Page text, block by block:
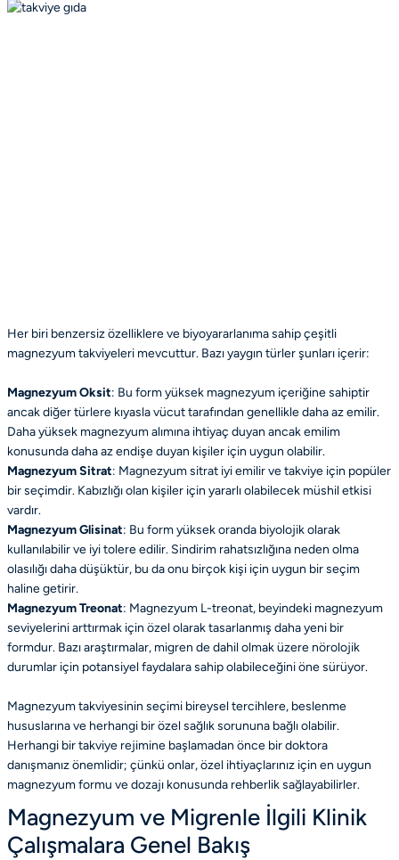
Her biri benzersiz özelliklere ve biyoyararlanıma sahip çeşitli
magnezyum takviyeleri mevcuttur. Bazı yaygın türler şunları içerir:
Magnezyum Oksit: Bu form yüksek magnezyum içeriğine sahiptir
ancak diğer türlere kıyasla vücut tarafından genellikle daha az emilir.
Daha yüksek magnezyum alımına ihtiyaç duyan ancak emilim
konusunda daha az endişe duyan kişiler için uygun olabilir.
Magnezyum Sitrat: Magnezyum sitrat iyi emilir ve takviye için popüler
bir seçimdir. Kabızlığıolan kişiler için yararlı olabilecek müshil etkisi
vardır.
Magnezyum Glisinat: Bu form yüksek oranda biyolojik olarak
kullanılabilir ve iyi tolere edilir. Sindirim rahatsızlığına neden olma
olasılığı daha düşüktür, bu da onu birçok kişi için uygun bir seçim
haline getirir.
Magnezyum Treonat: Magnezyum L-treonat, beyindeki magnezyum
seviyelerini arttırmak için özel olarak tasarlanmış daha yeni bir
formdur. Bazı araştırmalar, migren de dahil olmak üzere nörolojik
durumlar için potansiyel faydalara sahip olabileceğini öne sürüyor.
Magnezyum takviyesinin seçimi bireysel tercihlere, beslenme
hususlarına ve herhangi bir özel sağlık sorununa bağlı olabilir.
Herhangi bir takviye rejimine başlamadan önce bir doktora
danışmanız önemlidir; çünkü onlar, özel ihtiyaçlarınız için en uygun
magnezyum formu ve dozajı konusunda rehberlik sağlayabilirler.
Magnezyum ve Migrenle İlgili Klinik
Çalışmalara Genel Bakış